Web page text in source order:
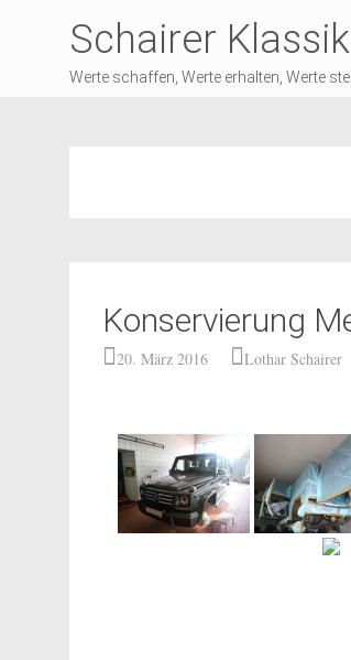
Schairer
Werte schaffen, Werte erhalten, Werte
Konservierung
20. März 2016 Lothar Schairer